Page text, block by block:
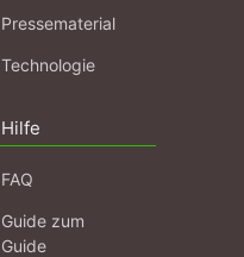
Pressematerial
Technologie
Hilfe
FAQ
Guide zum
Guide